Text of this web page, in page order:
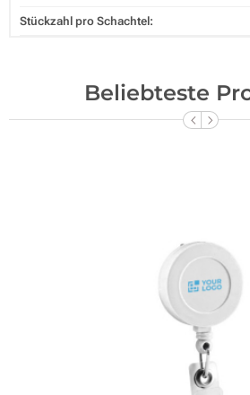
Stückzahl pro Schachtel:
Beliebteste